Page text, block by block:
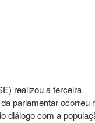
realizou a terceira
parlamentar ocorreu
diálogo com a